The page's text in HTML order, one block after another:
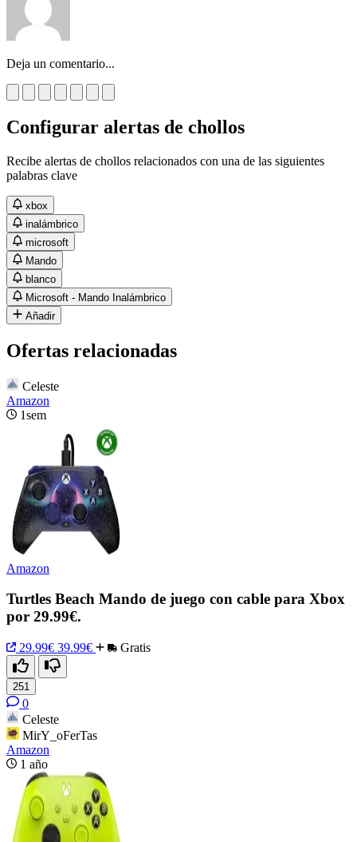
Deja un comentario...
Configurar alertas de chollos
Recibe alertas de chollos relacionados con una de las siguientes
palabras clave
xbox
inalámbrico
microsoft
Mando
blanco
Microsoft - Mando Inalámbrico
Añadir
Ofertas relacionadas
Celeste
Amazon
1sem
Amazon
Turtles Beach Mando de juego con cable para Xbox
por 29.99€.
29.99€ 39.99€ Gratis
251
0
Celeste
MirY_oFerTas
Amazon
1 año